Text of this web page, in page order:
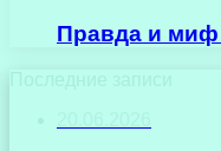
Правда и миф
Последние записи